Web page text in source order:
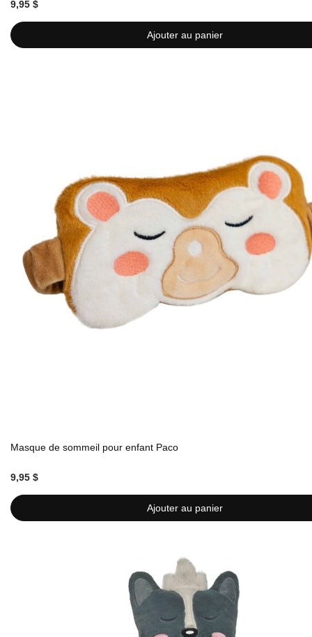
Ajouter au panier
9,95 $
Ajouter au panier
Masque de sommeil pour enfant Paco
9,95 $